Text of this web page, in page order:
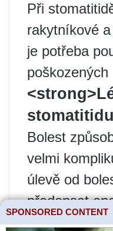
Při
rakytníkové
je potřeba
Bolest
velmi
úlevě od
předepsat
několik z
SPONSORED CONTENT